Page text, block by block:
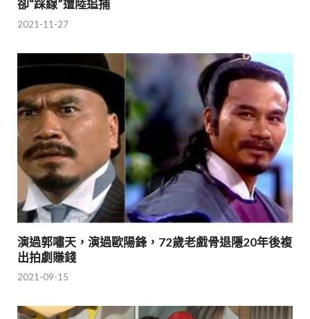
卻“踩線”遭陸追捕
2021-11-27
演過郭嘯天，演過歐陽鋒，72歲老戲骨退隱20年後複
出拍劇賺錢
2021-09-15